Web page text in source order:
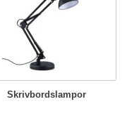
Skrivbordslampor